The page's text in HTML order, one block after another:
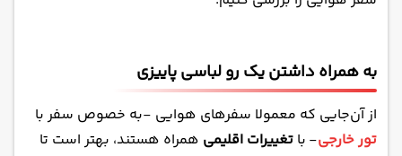
به همراه داشتن یک رو لباسی پاییزی
از آن‌جایی که معمولا سفرهای هوایی -به خصوص سفر با
تور خارجی- با تغییرات اقلیمی همراه هستند، بهتر است تا